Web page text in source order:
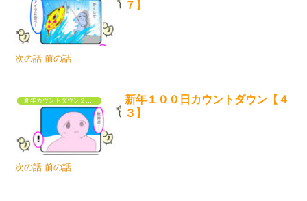
７】
次の話 前の話
新年カウントダウン２０２３
新年１００日カウントダウン【４
３】
次の話 前の話